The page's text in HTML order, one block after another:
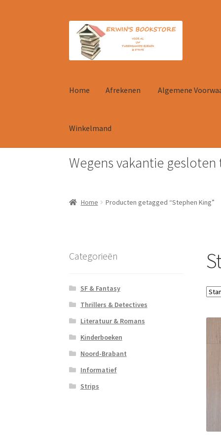
door
naar
navigatie
naar
inhoud
Home Afrekenen Algemene
Winkelmand
HomeAfrekenenAlgemene Voorwaarden
Wegens vakantie
Home Producten getagged “Stephen King”
Categorieën
SF & Fantasy
Thrillers & Detectives
Literatuur & Romans
Kinderboeken
Noord-Brabant
Informatief
Strips